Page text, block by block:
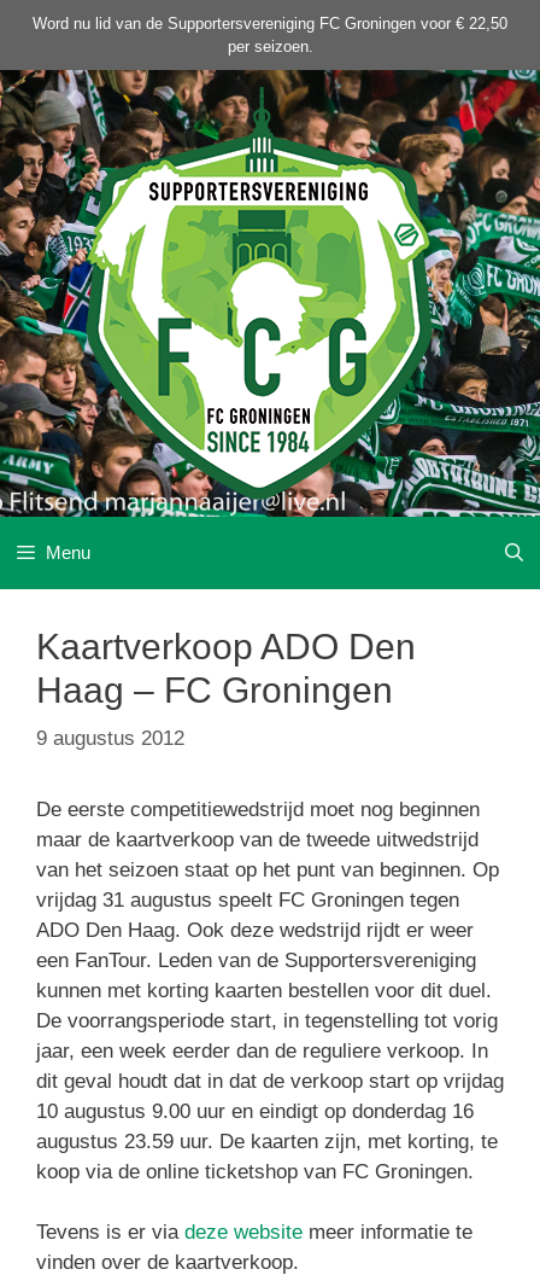
de
inhoud
Word nu lid van de Supportersvereniging FC Groningen voor € 22,50
per seizoen.
Menu
Kaartverkoop ADO Den
Haag – FC Groningen
9 augustus 2012
De eerste competitiewedstrijd moet nog beginnen
maar de kaartverkoop van de tweede uitwedstrijd
van het seizoen staat op het punt van beginnen. Op
vrijdag 31 augustus speelt FC Groningen tegen
ADO Den Haag. Ook deze wedstrijd rijdt er weer
een FanTour. Leden van de Supportersvereniging
kunnen met korting kaarten bestellen voor dit duel.
De voorrangsperiode start, in tegenstelling tot vorig
jaar, een week eerder dan de reguliere verkoop. In
dit geval houdt dat in dat de verkoop start op vrijdag
10 augustus 9.00 uur en eindigt op donderdag 16
augustus 23.59 uur. De kaarten zijn, met korting, te
koop via de online ticketshop van FC Groningen.
Tevens is er via deze website meer informatie te
vinden over de kaartverkoop.